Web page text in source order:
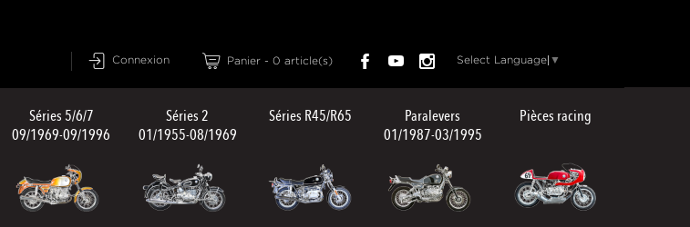
Connexion Panier - 0 article(s) Select Language ▼
Séries 5/6/7
09/1969-09/1996
Séries 2
01/1955-08/1969
Séries R45/R65
Paralevers
01/1987-03/1995
Pièces racing